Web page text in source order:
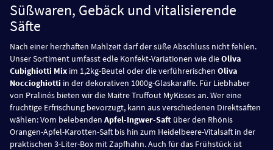
Süßwaren, Gebäck und vitalisierende
Säfte
Nach einer herzhaften Mahlzeit darf der süße Abschluss nicht fehlen.
Unser Sortiment umfasst edle Konfekt-Variationen wie dieOliva
Cubighiotti Mix im 1,2kg-Beutel oder die verführerischen Oliva
Noccioghiotti in der dekorativen 1000g-Glaskaraffe. Für Liebhaber
von Pralinés bieten wir die Maitre Truffout MyKisses an. Wer eine
fruchtige Erfrischung bevorzugt, kann aus verschiedenen Direktsäften
wählen: Vom belebenden Apfel-Ingwer-Saft über den Rhönis
Orangen-Apfel-Karotten-Saft bis hin zum Heidelbeere-Vitalsaft in der
praktischen 3-Liter-Box mit Zapfhahn. Auch für das Frühstück ist